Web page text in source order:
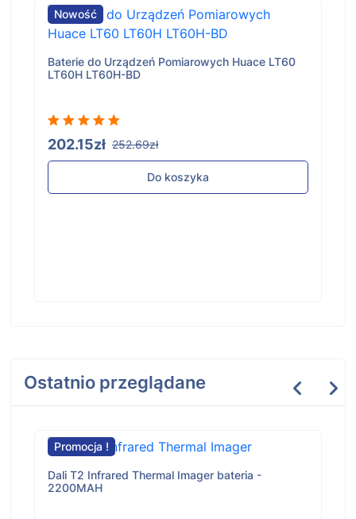
Nowość
Baterie do Urządzeń Pomiarowych Huace LT60
LT60H LT60H-BD
202.15zł 252.69zł
Do koszyka
Ostatnio przeglądane
Promocja !
Dali T2 Infrared Thermal Imager bateria -
2200MAH